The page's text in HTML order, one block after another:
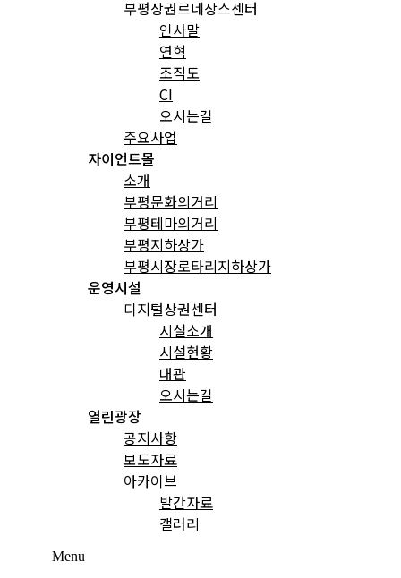
부평상권르네상스센터
인사말
연혁
조직도
CI
오시는길
주요사업
자이언트몰
소개
부평문화의거리
부평테마의거리
부평지하상가
부평시장로타리지하상가
운영시설
디지털상권센터
시설소개
시설현황
대관
오시는길
열린광장
공지사항
보도자료
아카이브
발간자료
갤러리
Menu